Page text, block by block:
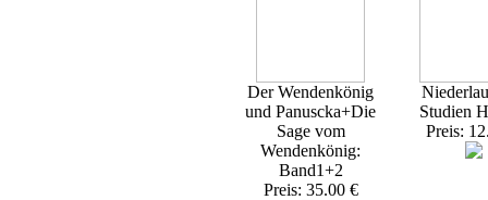
Der Wendenkönig
und Panuscka+Die
Sage vom
Wendenkönig:
Band1+2
Preis: 35.00 €
Studien
Preis: